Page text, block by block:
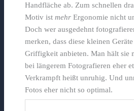
Handfläche ab. Zum schnellen
Motiv istmehr Ergonomie nicht
Doch wer ausgedehnt
merken, dass diese kleinen
Griffigkeit anbieten. Man hält sie
bei längerem Fotografieren eher
Verkrampft heißt unruhig. Und
Fotos eher nicht so optimal.